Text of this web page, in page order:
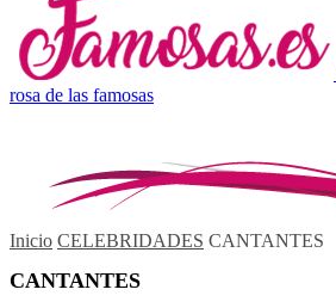
rosa de las famosas
Inicio CELEBRIDADES CANTANTES
CANTANTES